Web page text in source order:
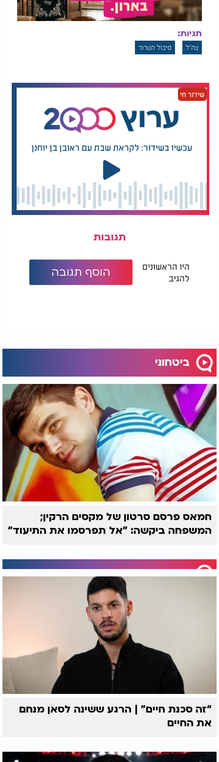
תגיות:
צה"ל סיכול הטרור
שידור חי
עכשיו בשידור: לקראת שבת עם ראובן בן יוחנן
תגובות
היו הראשונים
להגיב
הוסף תגובה
ביטחוני
חמאס פרסם סרטון של מקסים הרקין;
המשפחה ביקשה: "אל תפרסמו את התיעוד"
“זה סכנת חיים” | הרגע ששינה לסאן מנחם
את החיים